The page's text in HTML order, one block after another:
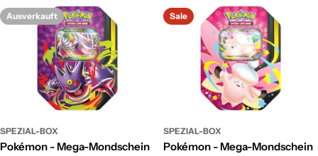
Ausverkauft
SPEZIAL-BOX
Pokémon - Mega-Mondschein
Sale
SPEZIAL-BOX
Pokémon - Mega-Mondschein